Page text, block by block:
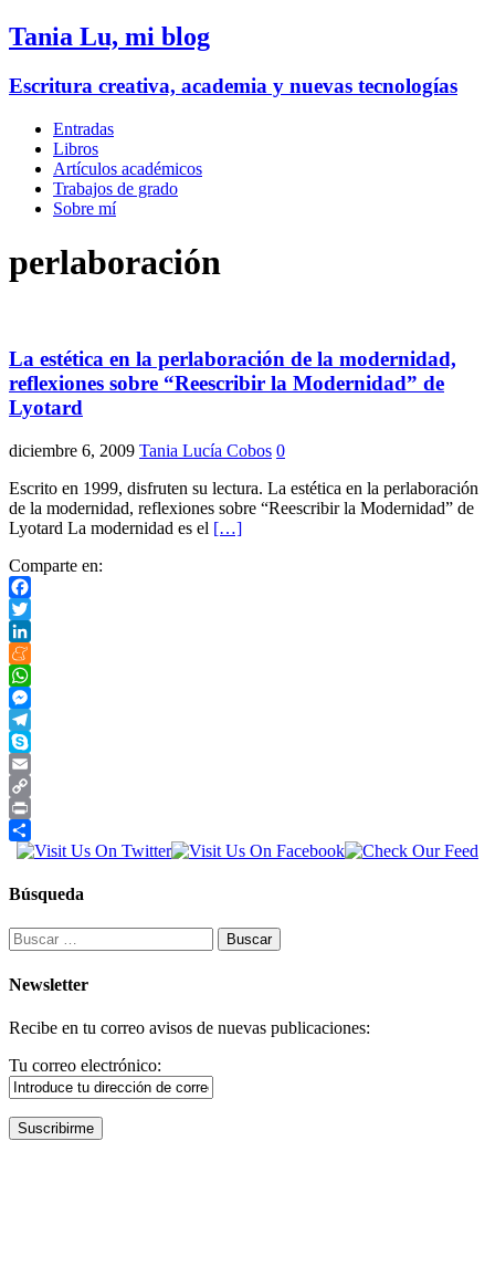
Tania Lu, mi blog
Escritura creativa, academia y nuevas tecnologías
Entradas
Libros
Artículos académicos
Trabajos de grado
Sobre mí
perlaboración
La estética en la perlaboración de la modernidad,
reflexiones sobre “Reescribir la Modernidad” de
Lyotard
diciembre 6, 2009 Tania Lucía Cobos 0
Escrito en 1999, disfruten su lectura. La estética en la perlaboración
de la modernidad, reflexiones sobre “Reescribir la Modernidad” de
Lyotard La modernidad es el […]
Comparte en:
Facebook
Twitter
LinkedIn
Meneame
WhatsApp
Messenger
Telegram
Skype
Email
Copy
Link
Print
Compartir
Búsqueda
Buscar:
Newsletter
Recibe en tu correo avisos de nuevas publicaciones:
Tu correo electrónico: